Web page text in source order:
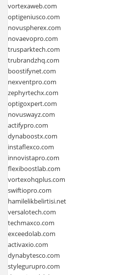
vortexaweb.com
optigeniusco.com
novuspherex.com
novaevopro.com
trusparktech.com
trubrandzhq.com
boostifynet.com
nexventpro.com
zephyrtechx.com
optigoxpert.com
novuswayz.com
actifypro.com
dynaboostx.com
instaflexco.com
innovistapro.com
flexiboostlab.com
vortexohqplus.com
swiftiopro.com
hamilelikbelirtisi.net
versalotech.com
techmaxco.com
exceedolab.com
activaxio.com
dynabytesco.com
stylegurupro.com